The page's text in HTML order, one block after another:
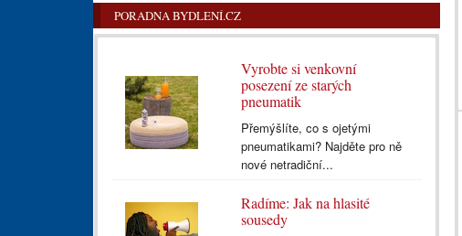
PORADNA BYDLENÍ.CZ
Vyrobte si venkovní
posezení ze starých
pneumatik
Přemýšlíte, co s ojetými
pneumatikami? Najděte pro ně
nové netradiční...
Radíme: Jak na hlasité
sousedy